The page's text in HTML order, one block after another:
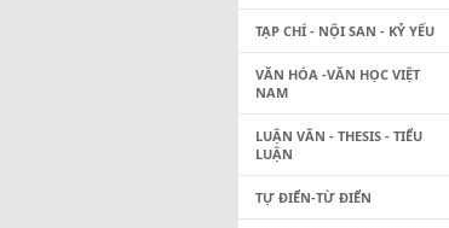
TẠP CHÍ - NỘI SAN - KỶ YẾU
VĂN HÓA -VĂN HỌC VIỆT
NAM
LUẬN VĂN - THESIS - TIỂU
LUẬN
TỰ ĐIỂN-TỪ ĐIỂN